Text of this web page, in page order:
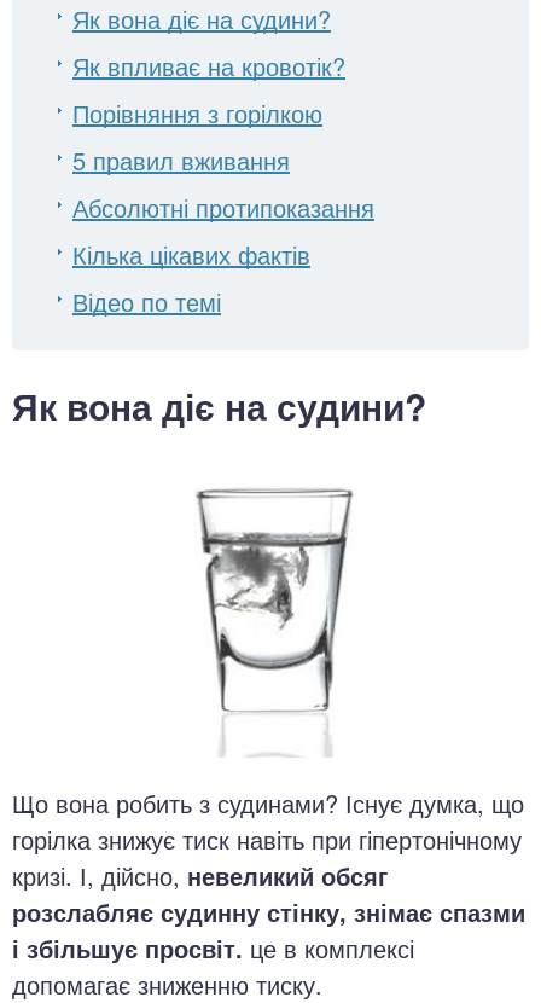
Як вона діє на судини?
Як впливає на кровотік?
Порівняння з горілкою
5 правил вживання
Абсолютні протипоказання
Кілька цікавих фактів
Відео по темі
Як вона діє на судини?
Що вона робить з судинами? Існує думка, що
горілка знижує тиск навіть при гіпертонічному
кризі. І, дійсно, невеликий обсяг
розслабляє судинну стінку, знімає спазми
і збільшує просвіт. це в комплексі
допомагає зниженню тиску.